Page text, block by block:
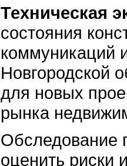
Техническая
состояния
коммуникаций
Новгородской
для новых
рынка
Обследование
оценить риски